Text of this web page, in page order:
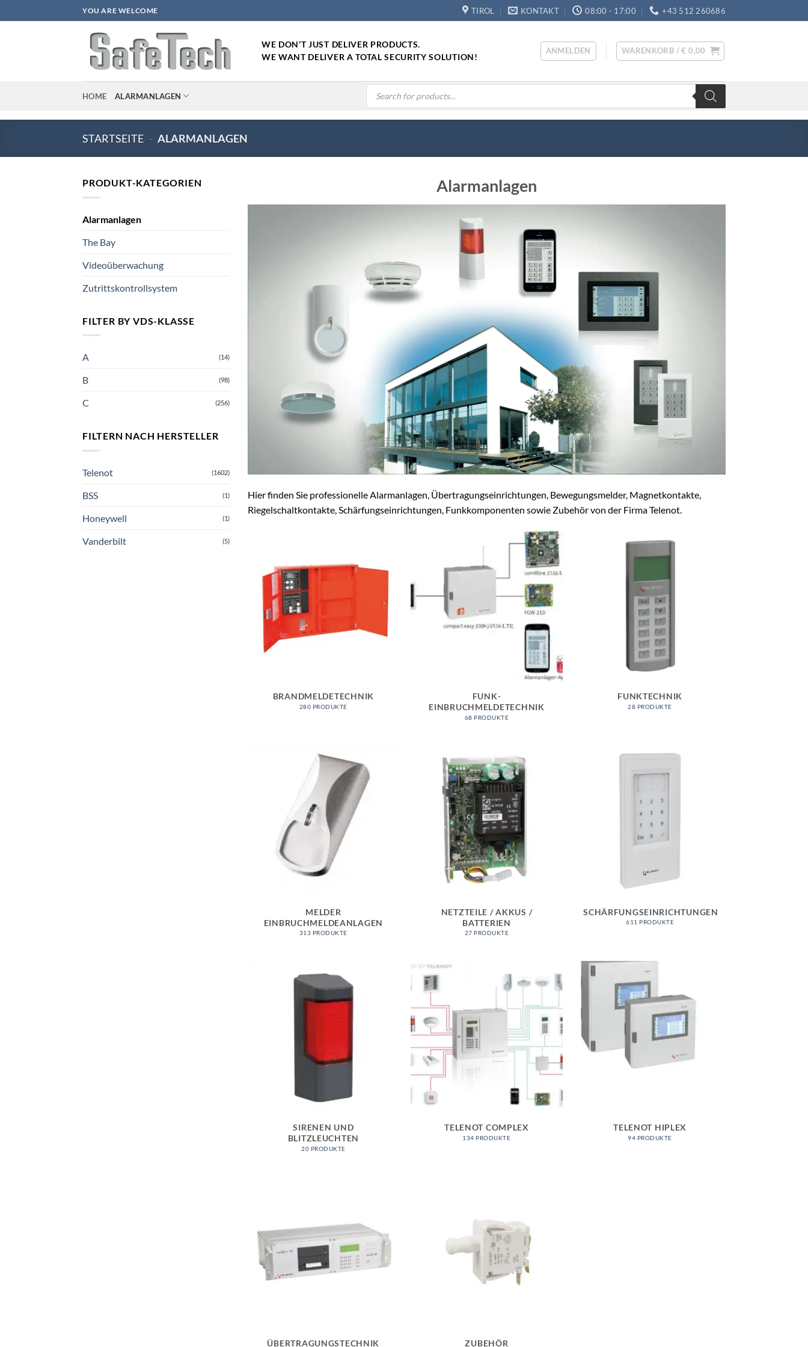
Inhalt
YOU ARE WELCOME TIROL KONTAKT 08:00 - 17:00 +43 512 260686
WE DON’T JUST DELIVER PRODUCTS.
WE WANT DELIVER A TOTAL SECURITY SOLUTION!
ANMELDEN WARENKORB /€ 0,00
HOME ALARMANLAGEN
Products
search
STARTSEITE - ALARMANLAGEN
PRODUKT-KATEGORIEN
Alarmanlagen
The Bay
Videoüberwachung
Zutrittskontrollsystem
FILTER BY VDS-KLASSE
A (14)
B (98)
C (256)
FILTERN NACH HERSTELLER
Telenot (1602)
BSS (1)
Honeywell (1)
Vanderbilt (5)
Alarmanlagen
Hier finden Sie professionelle Alarmanlagen, Übertragungseinrichtungen, Bewegungsmelder, Magnetkontakte,
Riegelschaltkontakte, Schärfungseinrichtungen, Funkkomponenten sowie Zubehör von der Firma Telenot.
BRANDMELDETECHNIK
280 PRODUKTE
FUNK-
EINBRUCHMELDETECHNIK
68 PRODUKTE
FUNKTECHNIK
28 PRODUKTE
MELDER
EINBRUCHMELDEANLAGEN
313 PRODUKTE
NETZTEILE / AKKUS /
BATTERIEN
27 PRODUKTE
SCHÄRFUNGSEINRICHTUNGEN
611 PRODUKTE
SIRENEN UND
BLITZLEUCHTEN
20 PRODUKTE
TELENOT COMPLEX
134 PRODUKTE
TELENOT HIPLEX
94 PRODUKTE
ÜBERTRAGUNGSTECHNIK ZUBEHÖR